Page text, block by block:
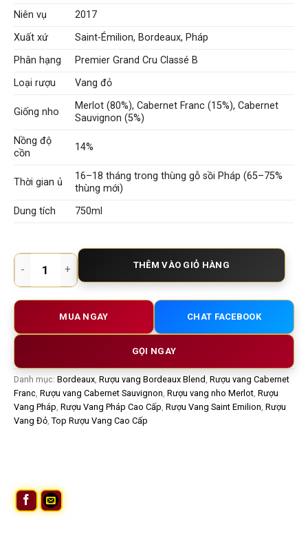
Niên vụ
2017
Xuất xứ
Saint-Émilion, Bordeaux, Pháp
Phân hạng
Premier Grand Cru Classé B
Loại rượu
Vang đỏ
Giống nho
Merlot (80%), Cabernet Franc (15%), Cabernet
Sauvignon (5%)
Nồng độ
cồn
14%
Thời gian ủ
16–18 tháng trong thùng gỗ sồi Pháp (65–75%
thùng mới)
Dung tích
750ml
Rượu vang Pháp Chateau Beau Sejour Becot 2017 – Đỉnh
THÊM VÀO GIỎ HÀNG
MUA NGAY CHAT FACEBOOK
GỌI NGAY
Danh mục: Bordeaux, Rượu vang Bordeaux Blend , Rượu vang Cabernet
Franc, Rượu vang Cabernet Sauvignon, Rượu vang nho Merlot, Rượu
Vang Pháp, Rượu Vang Pháp Cao Cấp, Rượu Vang Saint Emilion, Rượu
Vang Đỏ, Top Rượu Vang Cao Cấp